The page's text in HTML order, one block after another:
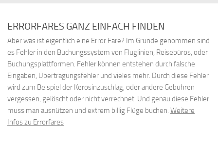
ERRORFARES GANZ EINFACH FINDEN
Aber was ist eigentlich eine Error Fare? Im Grunde genommen sind
es Fehler in den Buchungssystem von Fluglinien, Reisebüros, oder
Buchungsplattformen. Fehler können entstehen durch falsche
Eingaben, Übertragungsfehler und vieles mehr. Durch diese Fehler
wird zum Beispiel der Kerosinzuschlag, oder andere Gebühren
vergessen, gelöscht oder nicht verrechnet. Und genau diese Fehler
muss man ausnützen und extrem billig Flüge buchen. Weitere
Infos zu Errorfares